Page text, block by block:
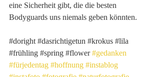
eine Sicherheit gibt, die die besten
Bodyguards uns niemals geben könnten.
#doright #dasrichtigetun #krokus #lila
#frühling #spring #flower #gedanken
#fürjedentag #hoffnung #instablog